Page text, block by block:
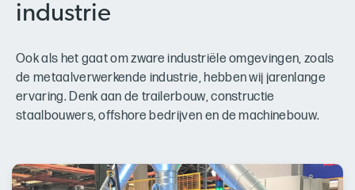
industrie
Ook als het gaat om zware industriële omgevingen, zoals
de metaalverwerkende industrie, hebben wij jarenlange
ervaring. Denk aan de trailerbouw, constructie
staalbouwers, offshore bedrijven en de machinebouw.